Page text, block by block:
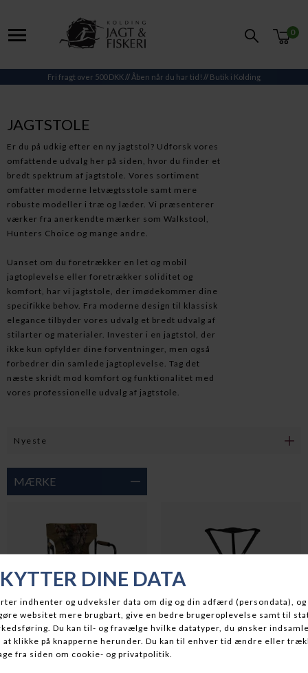
0
Fri fragt over 500 DKK// Åben når du har tid! // Butik i Kolding
JAGTSTOLE
Er du på udkig efter en ny jagtstol? Udforsk vores
omfattende udvalg her på siden, hvor du finder et
bredt spektrum af jagtstole. Vores sortiment
omfatter moderne letvægtsstole samt mere
robuste modeller i træ og læder. Vi præsenterer
værker fra anerkendte mærker som Walkstool,
Hunters Choice og mange andre.
Uanset om du foretrækker en let og mobil
jagtoplevelse eller foretrækker soliditet og
komfort, har vi jagtstole, der imødekommer dine
specifikke behov. Fra moderne design til klassisk
elegance tilbyder vores udvalg et bredt udvalg af
stilarter og materialer. Invester i en jagtstol, der
ikke kun opfylder dine forventninger, men også
forbedrer din samlede jagtoplevelse. Tag det
næste skridt mod komfort og funktionalitet med
vores professionelle udvalg af jagtstole.
MÆRKE
EUROCATCH WALKSTOOL